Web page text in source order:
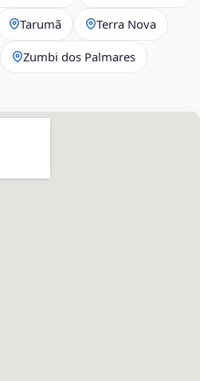
Tarumã Terra Nova
Zumbi dos Palmares